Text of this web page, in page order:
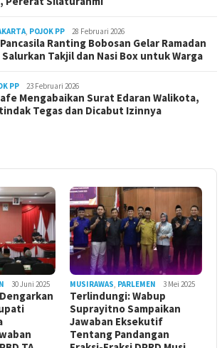
POJOK PP 28 Februari 2026
Ranting Bobosan Gelar Ramadan
Takjil dan Nasi Box untuk Warga
PP 23 Februari 2026
Mengabaikan Surat Edaran Walikota,
Tegas dan Dicabut Izinnya
30 Juni 2025 MUSIRAWAS PARLEMEN 3 Mei 2025
Terlindungi: Wabup
Suprayitno Sampaikan
Jawaban Eksekutif
Tentang Pandangan